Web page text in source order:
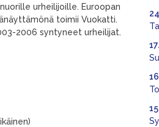
urheilijoille. Euroopan
toimii Vuokatti.
2006 syntyneet urheilijat.